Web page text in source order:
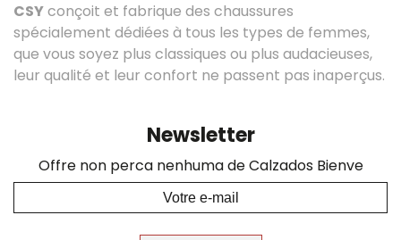
CSYconçoit et fabrique des chaussures
spécialement dédiées à tous les types de femmes,
que vous soyez plus classiques ou plus audacieuses,
leur qualité et leur confort ne passent pas inaperçus.
Newsletter
Offre non perca nenhuma de Calzados Bienve